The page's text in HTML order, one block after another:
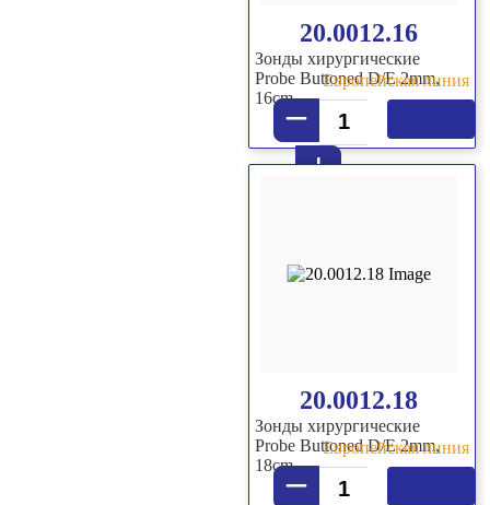
20.0012.16
Зонды хирургические
Probe Buttoned D/E 2mm,
16cm–
+
Европейская линия
20.0012.18
Зонды хирургические
Probe Buttoned D/E 2mm,
18cm–
Европейская линия